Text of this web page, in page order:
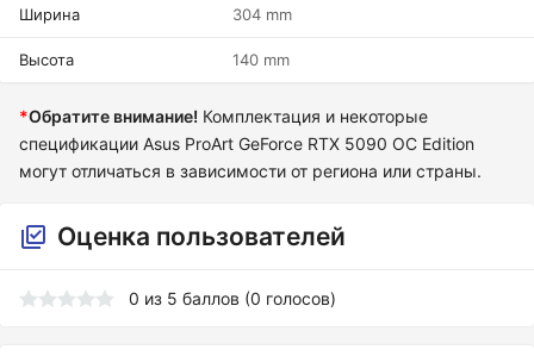
Ширина 304 mm
Высота 140 mm
*Обратите внимание! Комплектация и некоторые
спецификации Asus ProArt GeForce RTX 5090 OC Edition
могут отличаться в зависимости от региона или страны.
Оценка пользователей
0 из 5 баллов (0 голосов)